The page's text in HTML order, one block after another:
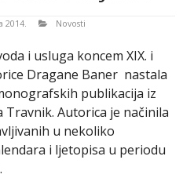
2014. Novosti
i usluga koncem XIX. i
Dragane Baner nastala
publikacija iz
Travnik. Autorica je načinila
u nekoliko
i ljetopisa u periodu